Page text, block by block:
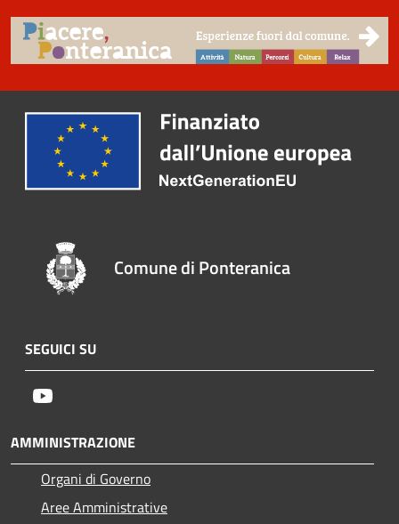
Comune di Ponteranica
SEGUICI SU
AMMINISTRAZIONE
Organi di Governo
Aree Amministrative